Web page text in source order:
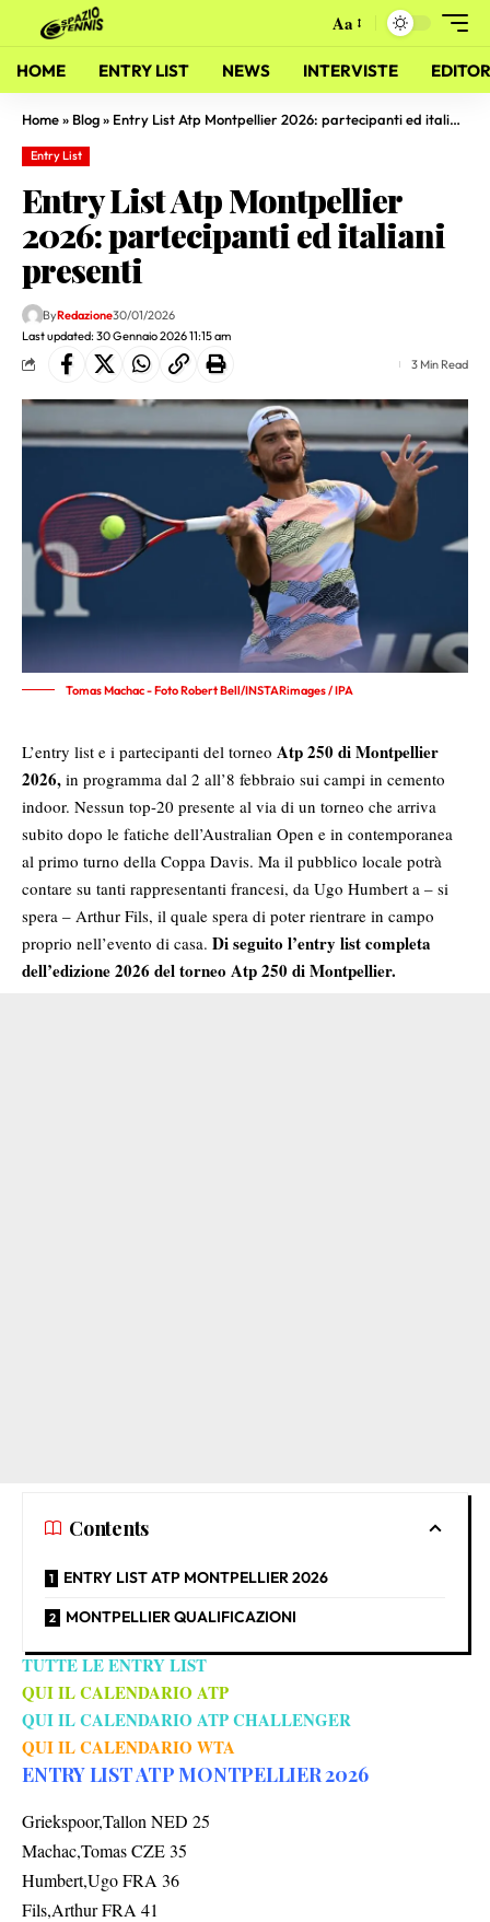
Aa
HOME ENTRY LIST NEWS INTERVISTE
Home» Blog» Entry List Atp Montpellier 2026: partecipanti ed italiani presenti
Entry List
Entry List Atp Montpellier
2026: partecipanti ed italiani
presenti
Last updated: 30 Gennaio 2026 11:15 am
ByRedazione30/01/2026
3 Min Read
Tomas Machac - Foto Robert Bell/INSTARimages / IPA
L’entry list e i partecipanti del torneo Atp 250 di Montpellier
2026, in programma dal 2 all’8 febbraio sui campi in cemento
indoor. Nessun top-20 presente al via di un torneo che arriva
subito dopo le fatiche dell’Australian Open e in contemporanea
al primo turno della Coppa Davis. Ma il pubblico locale potrà
contare su tanti rappresentanti francesi, da Ugo Humbert a – si
spera – Arthur Fils, il quale spera di poter rientrare in campo
proprio nell’evento di casa. Di seguito l’entry list completa
dell’edizione 2026 del torneo Atp 250 di Montpellier.
Contents
ENTRY LIST ATP MONTPELLIER 2026
MONTPELLIER QUALIFICAZIONI
TUTTE LE ENTRY LIST
QUI IL CALENDARIO ATP
QUI IL CALENDARIO ATP CHALLENGER
QUI IL CALENDARIO WTA
ENTRY LIST ATP MONTPELLIER 2026
Griekspoor,Tallon NED 25
Machac,Tomas CZE 35
Humbert,Ugo FRA 36
Fils,Arthur FRA 41